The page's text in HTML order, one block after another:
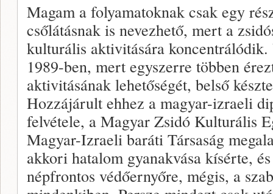
Magam a folyamatoknak csak egy
csőlátásnak is nevezhető, mert a
kulturális aktivitására
1989-ben, mert egyszerre többen
aktivitásának lehetőségét, belső
Hozzájárult ehhez a magyar-izraeli
felvétele, a Magyar Zsidó Kulturális
Magyar-Izraeli baráti Társaság
akkori hatalom gyanakvása kísérte,
népfrontos védőernyőre, mégis, a